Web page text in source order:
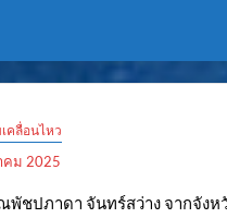
สง
คลื่อนไหว
คม 2025
พัชปภาดา จันทร์สว่าง จากจัง